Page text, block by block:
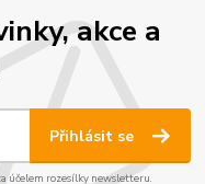
akce a
Přihlásit se
účelem rozesílky newsletteru.